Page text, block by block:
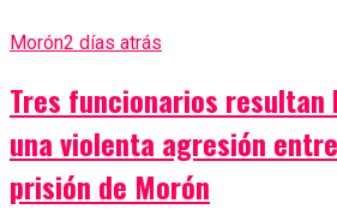
Morón2 días atrás
Tres funcionarios
una violenta agresión
prisión de Morón